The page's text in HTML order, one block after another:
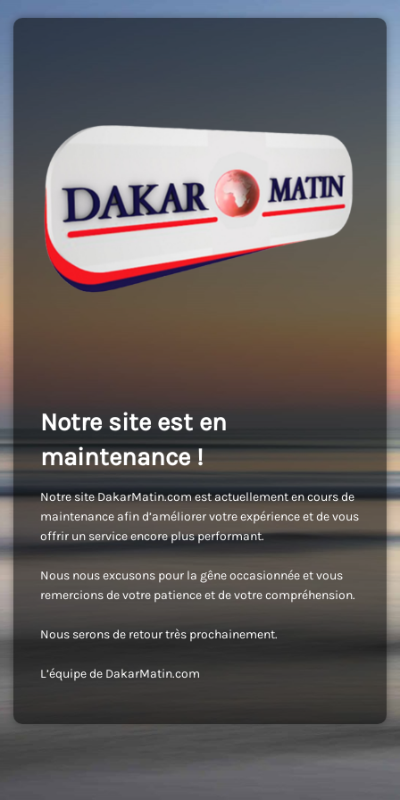
Notre site est en
maintenance !
Notre site DakarMatin.com est actuellement en cours de
maintenance afin d’améliorer votre expérience et de vous
offrir un service encore plus performant.
Nous nous excusons pour la gêne occasionnée et vous
remercions de votre patience et de votre compréhension.
Nous serons de retour très prochainement.
L’équipe de DakarMatin.com